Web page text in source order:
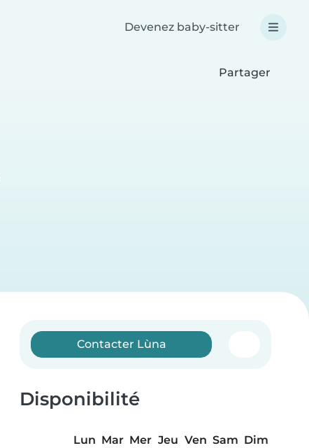
Devenez baby-sitter
Partager
Contacter Lùna
Disponibilité
Lun Mar Mer Jeu Ven Sam Dim